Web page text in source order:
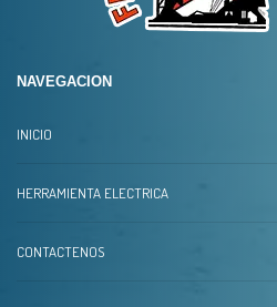
NAVEGACION
INICIO
HERRAMIENTA ELECTRICA
CONTACTENOS